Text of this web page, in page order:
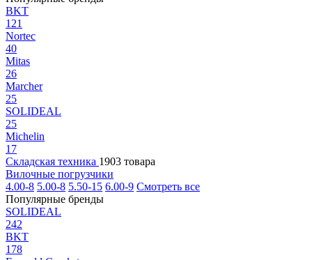
BKT
121
Nortec
40
Mitas
26
Marcher
25
SOLIDEAL
25
Michelin
17
Складская техника 1903 товара
Вилочные погрузчики
4.00-8 5.00-8 5.50-15 6.00-9 Смотреть все
Популярные бренды
SOLIDEAL
242
BKT
178